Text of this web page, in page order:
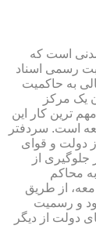
مدنی است که
رسمی اسناد
به حاکمیت
یک مرکز
ترین کار این
است. سردفتر
دولت و قوای
از
محاکم
از طریق
و رسمیت
دولت از دیگر